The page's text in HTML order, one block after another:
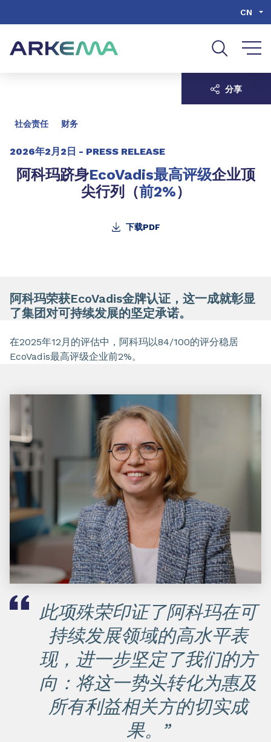
CN
社会责任 财务
2026年2月2日 - PRESS RELEASE
阿科玛跻身EcoVadis最高评级企业顶
尖行列（前2%）
下载PDF
分享
阿科玛荣获EcoVadis金牌认证，这一成就彰显
了集团对可持续发展的坚定承诺。
在2025年12月的评估中，阿科玛以84/100的评分稳居
EcoVadis最高评级企业前2%。
此项殊荣印证了阿科玛在可
持续发展领域的高水平表
现，进一步坚定了我们的方
向：将这一势头转化为惠及
所有利益相关方的切实成
果。”